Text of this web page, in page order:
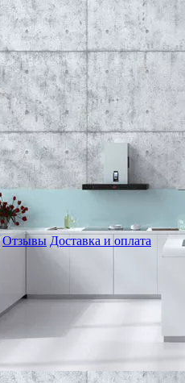
Отзывы Доставка и оплата